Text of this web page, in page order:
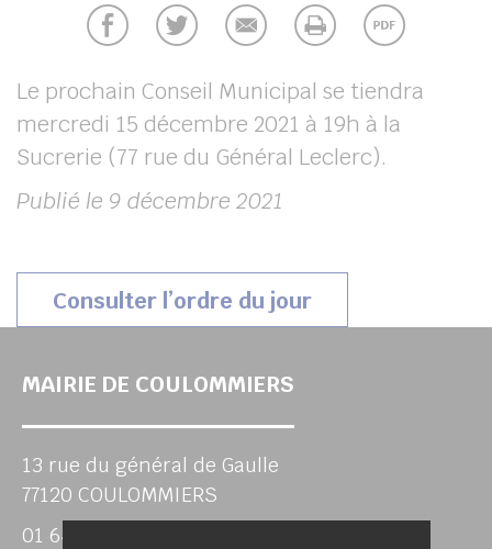
Le prochain Conseil Municipal se tiendra
mercredi 15 décembre 2021 à 19h à la
Sucrerie (77 rue du Général Leclerc).
Publié le 9 décembre 2021
Consulter l’ordre du jour(s’ouvrira dans
MAIRIE DE COULOMMIERS
13 rue du général de Gaulle
77120 COULOMMIERS
01 64 75 80 00